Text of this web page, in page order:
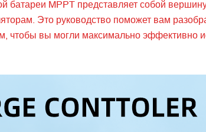
батареи MPPT представляет собой
Это руководство поможет вам
чтобы вы могли максимально эффективно